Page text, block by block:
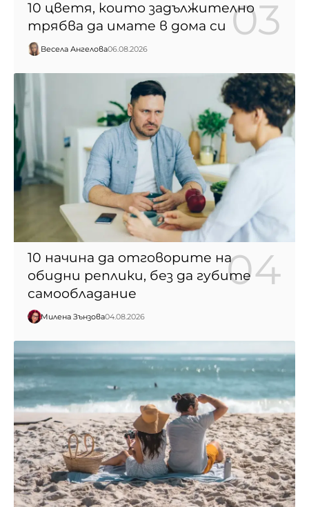
10 цветя, които задължително
трябва да имате в дома си
Весела Ангелова06.08.2026
10 начина да отговорите на
обидни реплики, без да губите
самообладание
Милена Зънзова04.08.2026